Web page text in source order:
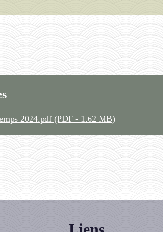
2024.pdf (PDF - 1.62 MB)